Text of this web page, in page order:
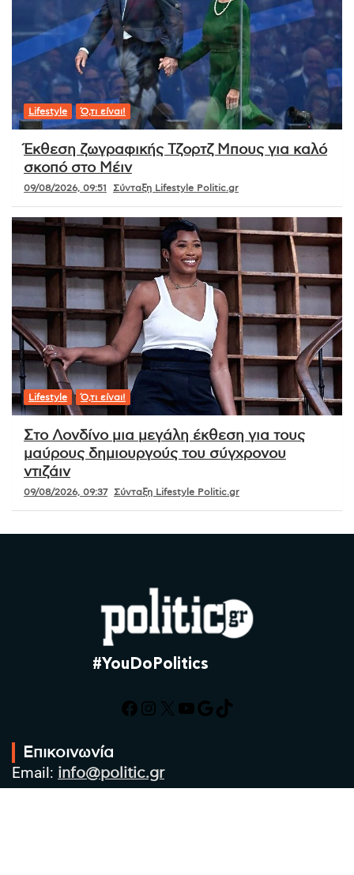
Lifestyle Ό,τι είναι!
Έκθεση ζωγραφικής Τζορτζ Μπους για καλό
σκοπό στο Μέιν
09/08/2026, 09:51 Σύνταξη Lifestyle Politic.gr
Lifestyle Ό,τι είναι!
Στο Λονδίνο μια μεγάλη έκθεση για τους
μαύρους δημιουργούς του σύγχρονου
ντιζάιν
09/08/2026, 09:37 Σύνταξη Lifestyle Politic.gr
#YouDoPolitics
Facebook
Instagram
X YouTube
Google
TikTok
Επικοινωνία
Email: info@politic.gr
Τηλ: